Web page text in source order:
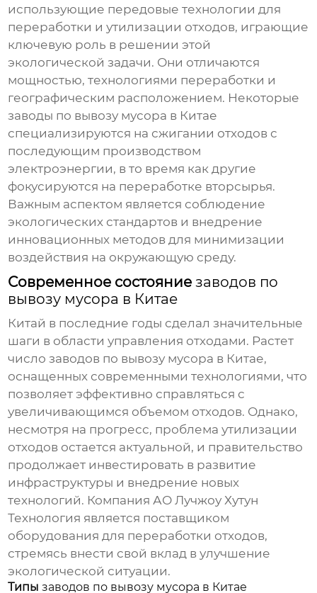
использующие передовые технологии для
переработки и утилизации отходов, играющие
ключевую роль в решении этой
экологической задачи. Они отличаются
мощностью, технологиями переработки и
географическим расположением. Некоторые
заводы по вывозу мусора в Китае
специализируются на сжигании отходов с
последующим производством
электроэнергии, в то время как другие
фокусируются на переработке вторсырья.
Важным аспектом является соблюдение
экологических стандартов и внедрение
инновационных методов для минимизации
воздействия на окружающую среду.
Современное состояниезаводов по
вывозу мусора в Китае
Китай в последние годы сделал значительные
шаги в области управления отходами. Растет
числозаводов по вывозу мусора в Китае,
оснащенных современными технологиями, что
позволяет эффективно справляться с
увеличивающимся объемом отходов. Однако,
несмотря на прогресс, проблема утилизации
отходов остается актуальной, и правительство
продолжает инвестировать в развитие
инфраструктуры и внедрение новых
технологий. КомпанияАО Лучжоу Хутун
Технология является поставщиком
оборудования для переработки отходов,
стремясь внести свой вклад в улучшение
экологической ситуации.
Типызаводов по вывозу мусора в Китае